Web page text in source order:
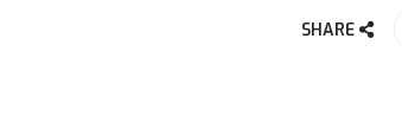
SHARE